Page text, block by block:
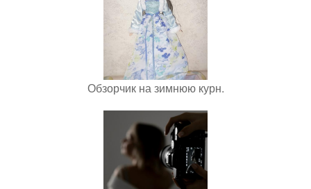
Обзорчик на зимнюю курн.